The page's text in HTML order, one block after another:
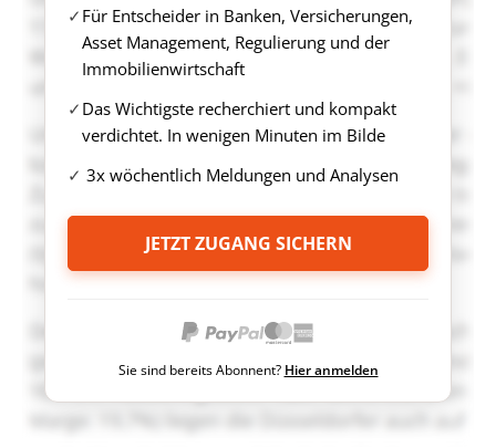
Für Entscheider in Banken, Versicherungen,
Asset Management, Regulierung und der
Immobilienwirtschaft
Das Wichtigste recherchiert und kompakt
verdichtet. In wenigen Minuten im Bilde
3x wöchentlich Meldungen und Analysen
JETZT ZUGANG SICHERN
Sie sind bereits Abonnent? Hier anmelden